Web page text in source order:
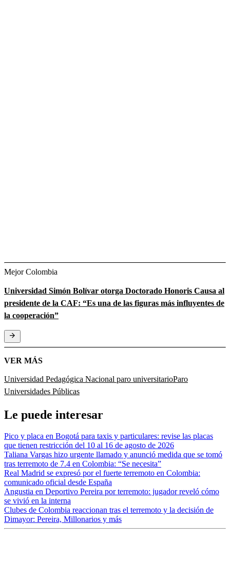
Mejor Colombia
Universidad Simón Bolívar otorga Doctorado Honoris Causa al
presidente de la CAF: “Es una de las figuras más influyentes de
la cooperación”
VER MÁS
Universidad Pedagógica Nacional paro universitarioParo
Universidades Públicas
Le puede interesar
Pico y placa en Bogotá para taxis y particulares: revise las placas
que tienen restricción del 10 al 16 de agosto de 2026
Taliana Vargas hizo urgente llamado y anunció medida que se tomó
tras terremoto de 7.4 en Colombia: “Se necesita”
Real Madrid se expresó por el fuerte terremoto en Colombia:
comunicado oficial desde España
Angustia en Deportivo Pereira por terremoto: jugador reveló cómo
se vivió en la interna
Clubes de Colombia reaccionan tras el terremoto y la decisión de
Dimayor: Pereira, Millonarios y más